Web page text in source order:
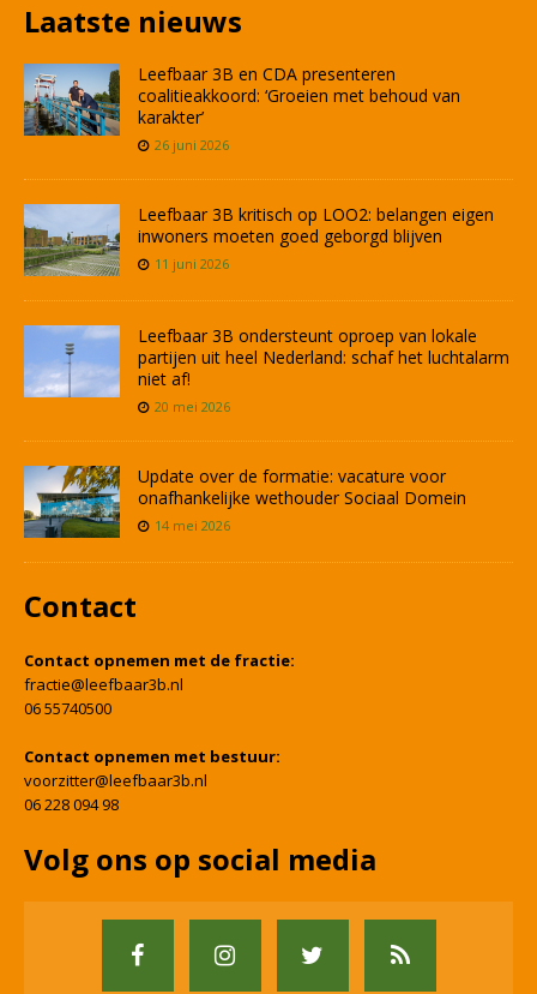
Laatste nieuws
Leefbaar 3B en CDA presenteren
coalitieakkoord: ‘Groeien met behoud van
karakter’
26 juni 2026
Leefbaar 3B kritisch op LOO2: belangen eigen
inwoners moeten goed geborgd blijven
11 juni 2026
Leefbaar 3B ondersteunt oproep van lokale
partijen uit heel Nederland: schaf het luchtalarm
niet af!
20 mei 2026
Update over de formatie: vacature voor
onafhankelijke wethouder Sociaal Domein
14 mei 2026
Contact
Contact opnemen met de fractie:
fractie@leefbaar3b.nl
06 55740500
Contact opnemen met bestuur:
voorzitter@leefbaar3b.nl
06 228 094 98
Volg ons op social media